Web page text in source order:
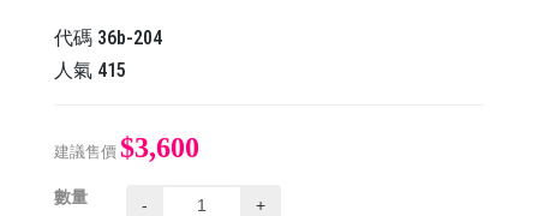
代碼 36b-204
人氣 415
建議售價 $3,600
數量 - +